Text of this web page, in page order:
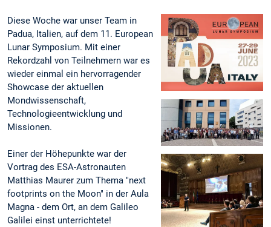
Diese Woche war unser Team in
Padua, Italien, auf dem 11. European
Lunar Symposium. Mit einer
Rekordzahl von Teilnehmern war es
wieder einmal ein hervorragender
Showcase der aktuellen
Mondwissenschaft,
Technologieentwicklung und
Missionen.
Einer der Höhepunkte war der
Vortrag des ESA-Astronauten
Matthias Maurer zum Thema "next
footprints on the Moon" in der Aula
Magna - dem Ort, an dem Galileo
Galilei einst unterrichtete!